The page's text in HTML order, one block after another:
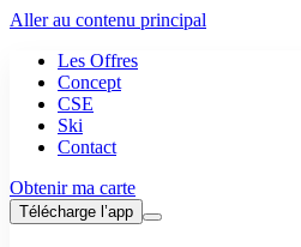
Aller au contenu principal
Les Offres
Concept
CSE
Ski
Contact
Obtenir ma carte
Télécharge l’app